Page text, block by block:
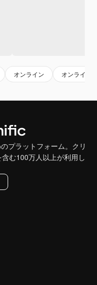
オンライン オンライン
プラットフォーム。クリ
む100万人以上が利用し